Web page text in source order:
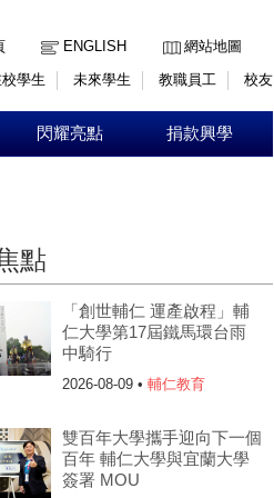
ENGLISH
網站地圖
學生
未來學生 教職員工 校友
閃耀亮點 捐款興學
點
「創世輔仁 運產啟程」輔
仁大學第17屆鐵馬環台雨
中騎行
2026-08-09 • 輔仁教育
雙百年大學攜手迎向下一個
百年 輔仁大學與宜蘭大學
簽署 MOU